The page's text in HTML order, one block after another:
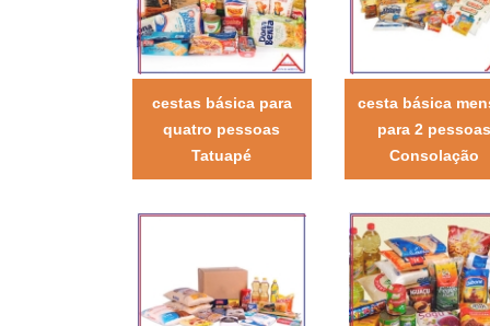
cestas básica para
quatro pessoas
Tatuapé
cesta básica
para 2 pessoas
Consolação